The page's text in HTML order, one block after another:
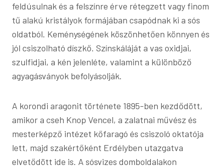
feldúsulnak és a felszínre érve rétegzett vagy finom
tű alakú kristályok formájában csapódnak ki a sós
oldatból. Keménységének köszönhetően könnyen és
jól csiszolható díszkő. Színskáláját a vas oxidjai,
szulfidjai, a kén jelenléte, valamint a különböző
agyagásványok befolyásolják.
A korondi aragonit története 1895-ben kezdődött,
amikor a cseh Knop Vencel, a zalatnai művész és
mesterképző intézet kőfaragó és csiszoló oktatója
lett, majd szakértőként Erdélyben utazgatva
elvetődött ide is. A sósvizes domboldalakon